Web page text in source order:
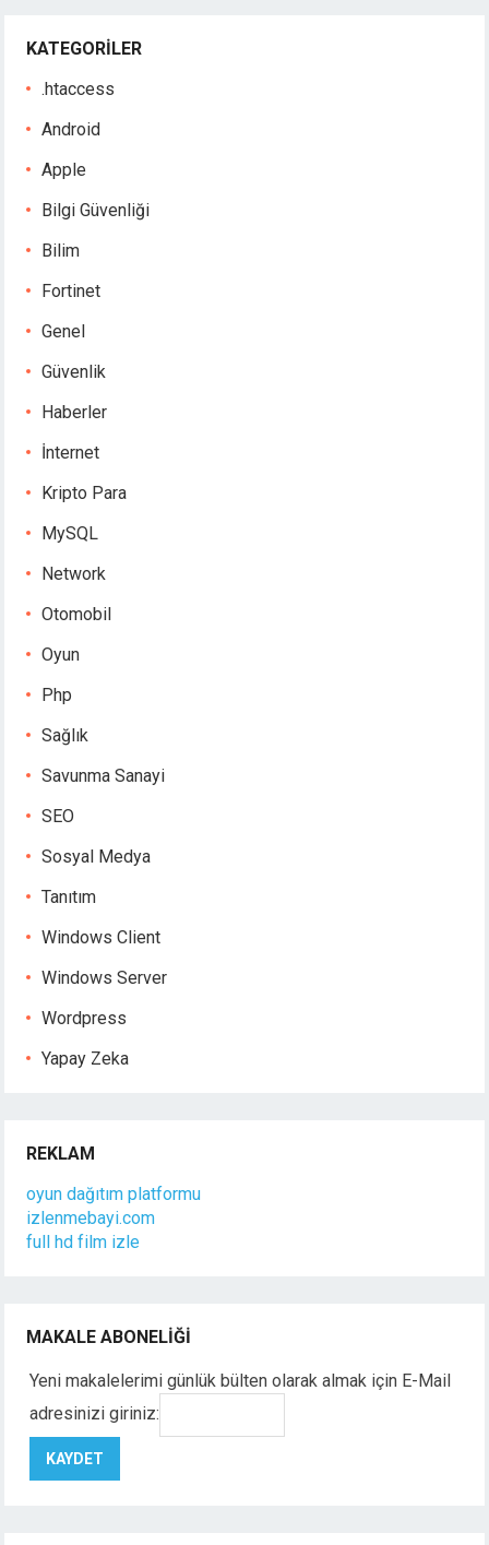
KATEGORILER
.htaccess
Android
Apple
Bilgi Güvenliği
Bilim
Fortinet
Genel
Güvenlik
Haberler
İnternet
Kripto Para
MySQL
Network
Otomobil
Oyun
Php
Sağlık
Savunma Sanayi
SEO
Sosyal Medya
Tanıtım
Windows Client
Windows Server
Wordpress
Yapay Zeka
REKLAM
oyun dağıtım platformu
izlenmebayi.com
full hd film izle
MAKALE ABONELIĞI
Yeni makalelerimi günlük bülten olarak almak için E-Mail
adresinizi giriniz: